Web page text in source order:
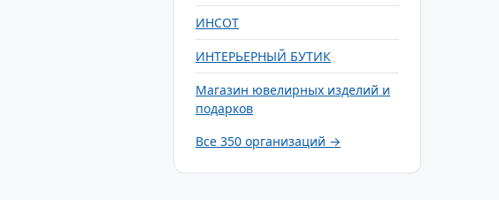
ИНСОТ
ИНТЕРЬЕРНЫЙ БУТИК
Магазин ювелирных изделий и
подарков
Все 350 организаций →